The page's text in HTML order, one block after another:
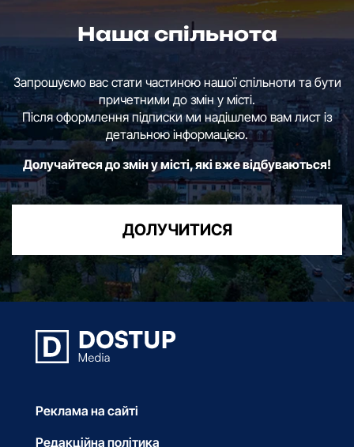
Наша спільнота
Запрошуємо вас стати частиною нашої спільноти та бути
причетними до змін у місті.
Після оформлення підписки ми надішлемо вам лист із
детальною інформацією.
Долучайтеся до змін у місті, які вже відбуваються!
ДОЛУЧИТИСЯ
Реклама на сайті
Редакційна політика